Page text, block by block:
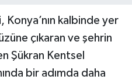
kalbinde yer
çıkaran ve şehrin
Şükran Kentsel
bir adımda daha